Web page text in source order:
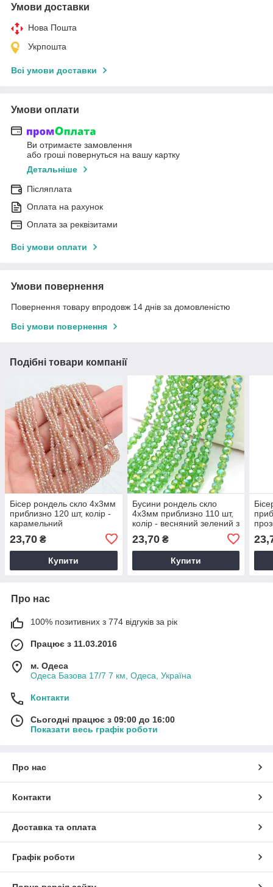
Умови доставки
Нова Пошта
Укрпошта
Всі умови доставки
Умови оплати
Ви отримаєте замовлення
або гроші повернуться на вашу картку
Детальніше
Післяплата
Оплата на рахунок
Оплата за реквізитами
Всі умови оплати
Умови повернення
Повернення товару впродовж 14 днів за домовленістю
Всі умови повернення
Подібні товари компанії
Бісер рондель скло 4х3мм
приблизно 120 шт, колір -
карамельний
напівпрозорий з АБ, для
біжутерії
23,70 ₴
Купити
Бусини рондель скло
4х3мм приблизно 110 шт,
колір - весняний зелений з
АБ, для біжутерії, прозорі
23,70₴
Купити
Про нас
100% позитивних з 774 відгуків за рік
Працює з 11.03.2016
м. Одеса
Одеса Базова 17/7 7 км, Одеса, Україна
Контакти
Сьогодні працює з 09:00 до 16:00
Показати весь графік роботи
Про нас
Контакти
Доставка та оплата
Графік роботи